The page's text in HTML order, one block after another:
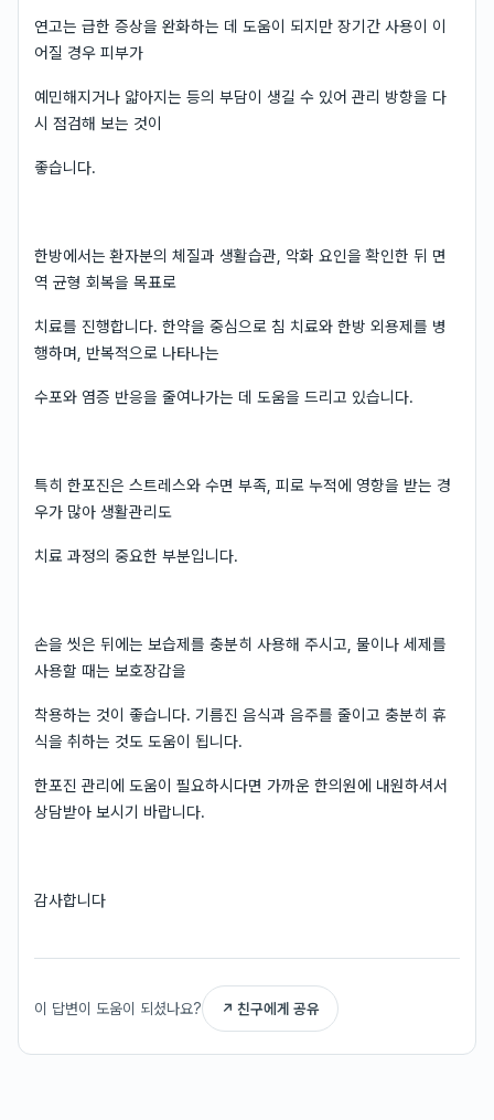
연고는 급한 증상을 완화하는 데 도움이 되지만 장기간 사용이 이
어질 경우 피부가
예민해지거나 얇아지는 등의 부담이 생길 수 있어 관리 방향을 다
시 점검해 보는 것이
좋습니다.
한방에서는 환자분의 체질과 생활습관, 악화 요인을 확인한 뒤 면
역 균형 회복을 목표로
치료를 진행합니다. 한약을 중심으로 침 치료와 한방 외용제를 병
행하며, 반복적으로 나타나는
수포와 염증 반응을 줄여나가는 데 도움을 드리고 있습니다.
특히 한포진은 스트레스와 수면 부족, 피로 누적에 영향을 받는 경
우가 많아 생활관리도
치료 과정의 중요한 부분입니다.
손을 씻은 뒤에는 보습제를 충분히 사용해 주시고, 물이나 세제를
사용할 때는 보호장갑을
착용하는 것이 좋습니다. 기름진 음식과 음주를 줄이고 충분히 휴
식을 취하는 것도 도움이 됩니다.
한포진 관리에 도움이 필요하시다면 가까운 한의원에 내원하셔서
상담받아 보시기 바랍니다.
감사합니다
이 답변이 도움이 되셨나요? ↗ 친구에게 공유